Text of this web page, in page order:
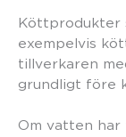
Köttprodukter
exempelvis
tillverkaren
grundligt före
Om vatten